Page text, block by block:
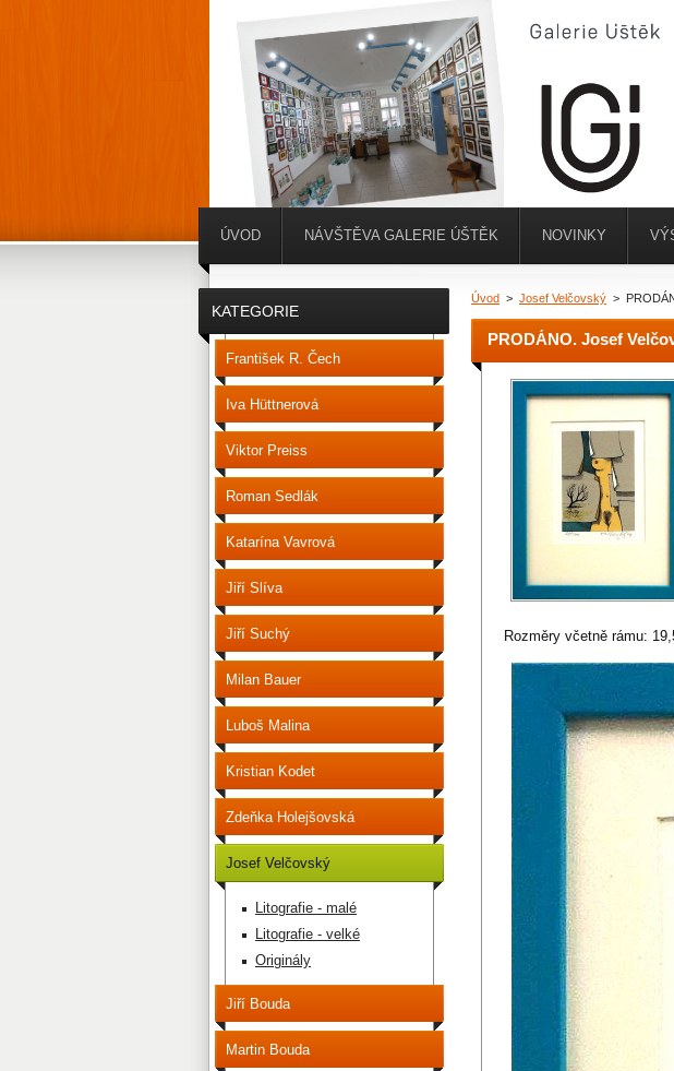
Úvod > Josef Velčovský >
PRODÁNO. Josef
Rozměry včetně rámu:
KATEGORIE
František R. Čech
Iva Hüttnerová
Viktor Preiss
Roman Sedlák
Katarína Vavrová
Jiří Slíva
Jiří Suchý
Milan Bauer
Luboš Malina
Kristian Kodet
Zdeňka Holejšovská
Josef Velčovský
Litografie - malé
Litografie - velké
Originály
Jiří Bouda
Martin Bouda
ÚVOD NÁVŠTĚVA GALERIE ÚŠTĚK NOVINKY